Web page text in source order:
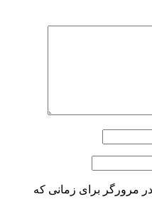
مرورگر برای زمانی که